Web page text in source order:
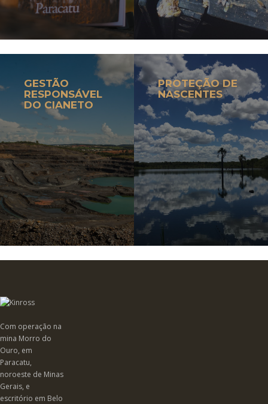
GESTÃO
RESPONSÁVEL
DO CIANETO
PROTEÇÃO DE
NASCENTES
Com operação na
mina Morro do
Ouro, em
Paracatu,
noroeste de Minas
Gerais, e
escritório em Belo